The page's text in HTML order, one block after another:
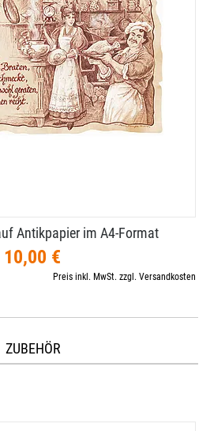
Antikpapier im A4-​Format
10,00 €
Preis inkl. MwSt. zzgl. Versandkosten
ZUBEHÖR